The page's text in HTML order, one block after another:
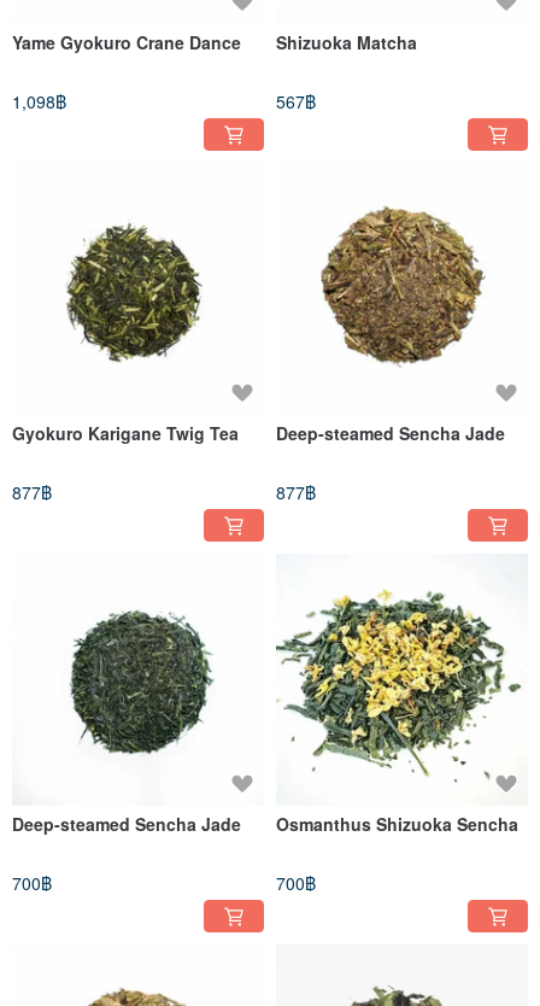
Yame Gyokuro Crane Dance
1,098฿
Shizuoka Matcha
567฿
Gyokuro Karigane Twig Tea
877฿
Deep-steamed Sencha Jade
877฿
Deep-steamed Sencha Jade
700฿
Osmanthus Shizuoka Sencha
700฿